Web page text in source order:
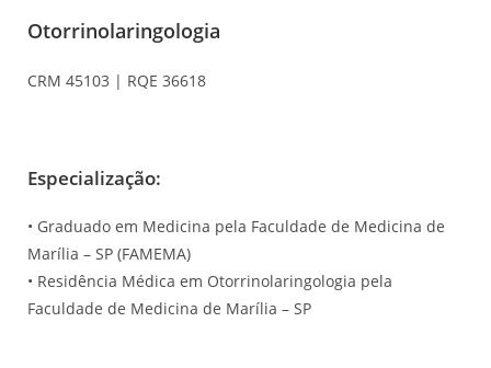
Otorrinolaringologia
CRM 45103 | RQE 36618
Especialização:
• Graduado em Medicina pela Faculdade de Medicina de
Marília – SP (FAMEMA)
• Residência Médica em Otorrinolaringologia pela
Faculdade de Medicina de Marília – SP